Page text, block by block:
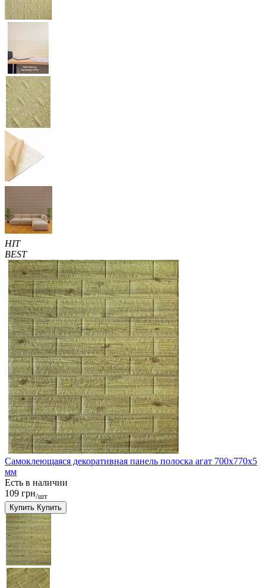
HIT
BEST
Самоклеющаяся декоративная панель полоска агат 700x770x5
мм
Есть в наличии
109 грн/шт
Купить Купить